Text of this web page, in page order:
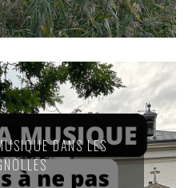
DANS LES